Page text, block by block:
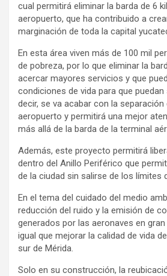
cual permitirá eliminar la barda de 6
aeropuerto, que ha contribuido a
marginación de toda la capital
En esta área viven más de 100 mil
de pobreza, por lo que eliminar la
acercar mayores servicios y que
condiciones de vida para que puedan
decir, se va acabar con la
aeropuerto y permitirá una mejor
más allá de la barda de la terminal
Además, este proyecto permitirá
dentro del Anillo Periférico que
de la ciudad sin salirse de los límites
En el tema del cuidado del medio
reducción del ruido y la emisión de
generados por las aeronaves en
igual que mejorar la calidad de vida
sur de Mérida.
Solo en su construcción, la